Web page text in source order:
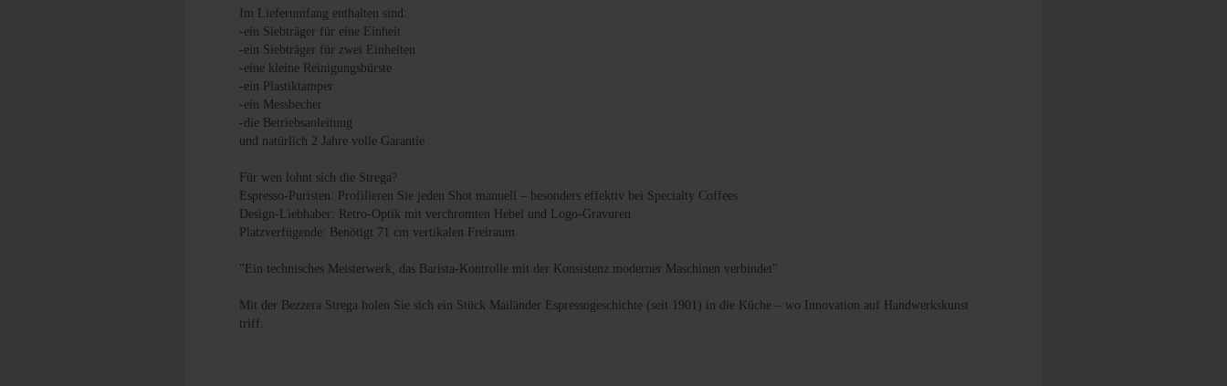
Im Lieferumfang enthalten sind:
-ein Siebträger für eine Einheit
-ein Siebträger für zwei Einheiten
-eine kleine Reinigungsbürste
-ein Plastiktamper
-ein Messbecher
-die Betriebsanleitung
und natürlich 2 Jahre volle Garantie
Für wen lohnt sich die Strega?
Espresso-Puristen: Profilieren Sie jeden Shot manuell – besonders effektiv bei Specialty Coffees
Design-Liebhaber: Retro-Optik mit verchromten Hebel und Logo-Gravuren
Platzverfügende: Benötigt 71 cm vertikalen Freiraum
"Ein technisches Meisterwerk, das Barista-Kontrolle mit der Konsistenz moderner Maschinen verbindet"
Mit der Bezzera Strega holen Sie sich ein Stück Mailänder Espressogeschichte (seit 1901) in die Küche – wo Innovation auf Handwerkskunst
triff.